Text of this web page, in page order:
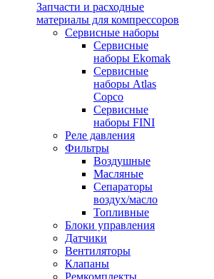
Запчасти и расходные
материалы для компрессоров
Cервисные наборы
Сервисные
наборы Ekomak
Cервисные
наборы Atlas
Copco
Сервисные
наборы FINI
Реле давления
Фильтры
Воздушные
Масляные
Сепараторы
воздух/масло
Топливные
Блоки управления
Датчики
Вентиляторы
Клапаны
Ремкомплекты